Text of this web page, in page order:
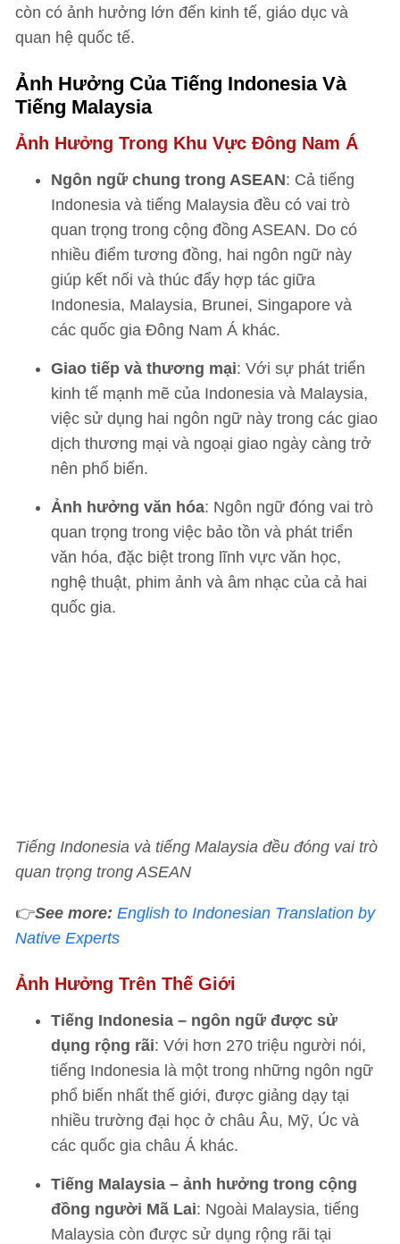
còn có ảnh hưởng lớn đến kinh tế, giáo dục và
quan hệ quốc tế.
Ảnh Hưởng Của Tiếng Indonesia Và
Tiếng Malaysia
Ảnh Hưởng Trong Khu Vực Đông Nam Á
Ngôn ngữ chung trong ASEAN: Cả tiếng
Indonesia và tiếng Malaysia đều có vai trò
quan trọng trong cộng đồng ASEAN. Do có
nhiều điểm tương đồng, hai ngôn ngữ này
giúp kết nối và thúc đẩy hợp tác giữa
Indonesia, Malaysia, Brunei, Singapore và
các quốc gia Đông Nam Á khác.
Giao tiếp và thương mại: Với sự phát triển
kinh tế mạnh mẽ của Indonesia và Malaysia,
việc sử dụng hai ngôn ngữ này trong các giao
dịch thương mại và ngoại giao ngày càng trở
nên phổ biến.
Ảnh hưởng văn hóa: Ngôn ngữ đóng vai trò
quan trọng trong việc bảo tồn và phát triển
văn hóa, đặc biệt trong lĩnh vực văn học,
nghệ thuật, phim ảnh và âm nhạc của cả hai
quốc gia.
Tiếng Indonesia và tiếng Malaysia đều đóng vai trò
quan trọng trong ASEAN
👉See more: English to Indonesian Translation by
Native Experts
Ảnh Hưởng Trên Thế Giới
Tiếng Indonesia – ngôn ngữ được sử
dụng rộng rãi: Với hơn 270 triệu người nói,
tiếng Indonesia là một trong những ngôn ngữ
phổ biến nhất thế giới, được giảng dạy tại
nhiều trường đại học ở châu Âu, Mỹ, Úc và
các quốc gia châu Á khác.
Tiếng Malaysia – ảnh hưởng trong cộng
đồng người Mã Lai: Ngoài Malaysia, tiếng
Malaysia còn được sử dụng rộng rãi tại